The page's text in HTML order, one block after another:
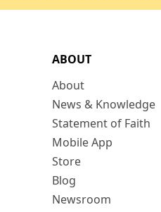
ABOUT
About
News & Knowledge
Statement of Faith
Mobile App
Store
Blog
Newsroom